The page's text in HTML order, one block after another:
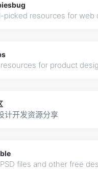
picked resources for
resources for product
计开发资源分享
files and other free